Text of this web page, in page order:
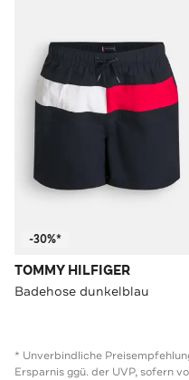
-30%*
TOMMY HILFIGER
Badehose dunkelblau
* Unverbindliche
Ersparnis ggü. der UVP, sofern